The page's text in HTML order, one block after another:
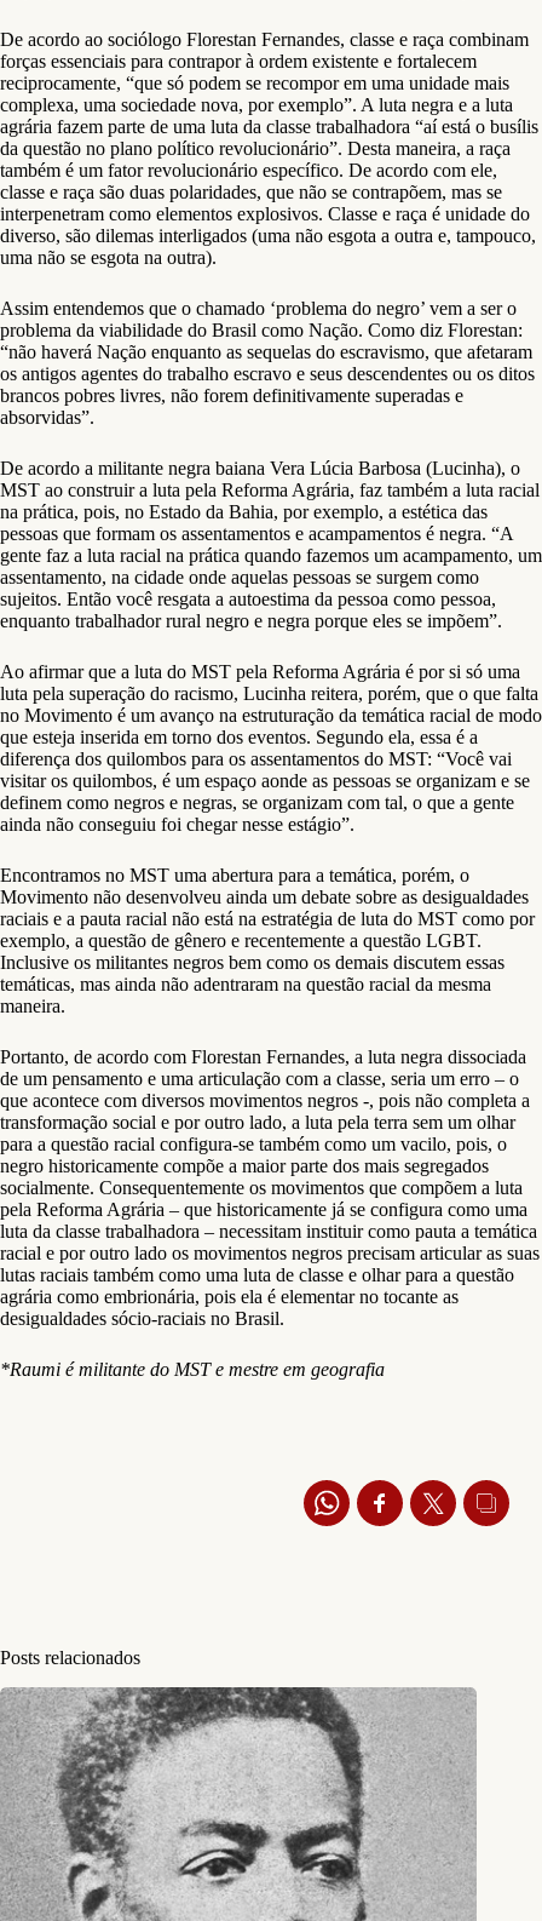
De acordo ao sociólogo Florestan Fernandes, classe e raça combinam
forças essenciais para contrapor à ordem existente e fortalecem
reciprocamente, “que só podem se recompor em uma unidade mais
complexa, uma sociedade nova, por exemplo”. A luta negra e a luta
agrária fazem parte de uma luta da classe trabalhadora “aí está o busílis
da questão no plano político revolucionário”. Desta maneira, a raça
também é um fator revolucionário específico. De acordo com ele,
classe e raça são duas polaridades, que não se contrapõem, mas se
interpenetram como elementos explosivos. Classe e raça é unidade do
diverso, são dilemas interligados (uma não esgota a outra e, tampouco,
uma não se esgota na outra).
Assim entendemos que o chamado ‘problema do negro’ vem a ser o
problema da viabilidade do Brasil como Nação. Como diz Florestan:
“não haverá Nação enquanto as sequelas do escravismo, que afetaram
os antigos agentes do trabalho escravo e seus descendentes ou os ditos
brancos pobres livres, não forem definitivamente superadas e
absorvidas”.
De acordo a militante negra baiana Vera Lúcia Barbosa (Lucinha), o
MST ao construir a luta pela Reforma Agrária, faz também a luta racial
na prática, pois, no Estado da Bahia, por exemplo, a estética das
pessoas que formam os assentamentos e acampamentos é negra. “A
gente faz a luta racial na prática quando fazemos um acampamento, um
assentamento, na cidade onde aquelas pessoas se surgem como
sujeitos. Então você resgata a autoestima da pessoa como pessoa,
enquanto trabalhador rural negro e negra porque eles se impõem”.
Ao afirmar que a luta do MST pela Reforma Agrária é por si só uma
luta pela superação do racismo, Lucinha reitera, porém, que o que falta
no Movimento é um avanço na estruturação da temática racial de modo
que esteja inserida em torno dos eventos. Segundo ela, essa é a
diferença dos quilombos para os assentamentos do MST: “Você vai
visitar os quilombos, é um espaço aonde as pessoas se organizam e se
definem como negros e negras, se organizam com tal, o que a gente
ainda não conseguiu foi chegar nesse estágio”.
Encontramos no MST uma abertura para a temática, porém, o
Movimento não desenvolveu ainda um debate sobre as desigualdades
raciais e a pauta racial não está na estratégia de luta do MST como por
exemplo, a questão de gênero e recentemente a questão LGBT.
Inclusive os militantes negros bem como os demais discutem essas
temáticas, mas ainda não adentraram na questão racial da mesma
maneira.
Portanto, de acordo com Florestan Fernandes, a luta negra dissociada
de um pensamento e uma articulação com a classe, seria um erro – o
que acontece com diversos movimentos negros -, pois não completa a
transformação social e por outro lado, a luta pela terra sem um olhar
para a questão racial configura-se também como um vacilo, pois, o
negro historicamente compõe a maior parte dos mais segregados
socialmente. Consequentemente os movimentos que compõem a luta
pela Reforma Agrária – que historicamente já se configura como uma
luta da classe trabalhadora – necessitam instituir como pauta a temática
racial e por outro lado os movimentos negros precisam articular as suas
lutas raciais também como uma luta de classe e olhar para a questão
agrária como embrionária, pois ela é elementar no tocante as
desigualdades sócio-raciais no Brasil.
*Raumi é militante do MST e mestre em geografia
Posts relacionados